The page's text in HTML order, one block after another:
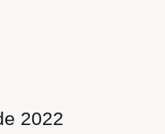
2022